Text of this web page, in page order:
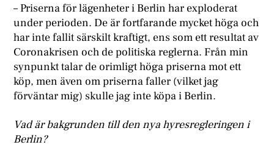
– Priserna för lägenheter i Berlin har exploderat
under perioden. De är fortfarande mycket höga och
har inte fallit särskilt kraftigt, ens som ett resultat av
Coronakrisen och de politiska reglerna. Från min
synpunkt talar de orimligt höga priserna mot ett
köp, men även om priserna faller (vilket jag
förväntar mig) skulle jag inte köpa i Berlin.
Vad är bakgrunden till den nya hyresregleringen i
Berlin?